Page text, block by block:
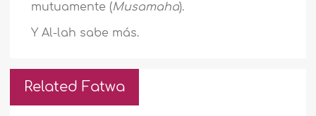
mutuamente (Musamaha).
Y Al-lah sabe más.
Related Fatwa